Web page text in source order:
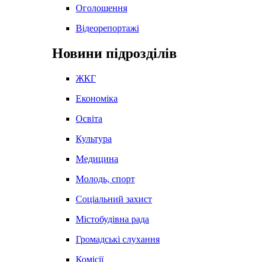
Оголошення
Відеорепортажі
Новини підрозділів
ЖКГ
Економіка
Освіта
Культура
Медицина
Молодь, спорт
Соціальний захист
Містобудівна рада
Громадські слухання
Комісії